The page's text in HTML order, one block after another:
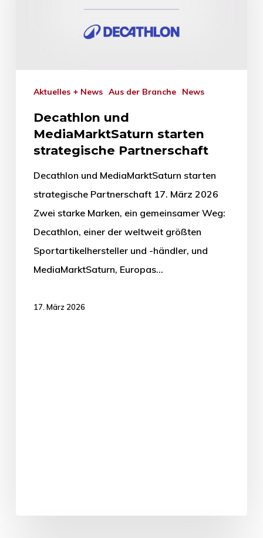
Aktuelles + News Aus der Branche News
Decathlon und
MediaMarktSaturn starten
strategische Partnerschaft
Decathlon und MediaMarktSaturn starten
strategische Partnerschaft 17. März 2026
Zwei starke Marken, ein gemeinsamer Weg:
Decathlon, einer der weltweit größten
Sportartikelhersteller und -händler, und
MediaMarktSaturn, Europas…
17. März 2026